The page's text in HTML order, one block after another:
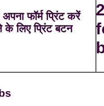
फॉर्म प्रिंट करें
लिए प्रिंट बटन